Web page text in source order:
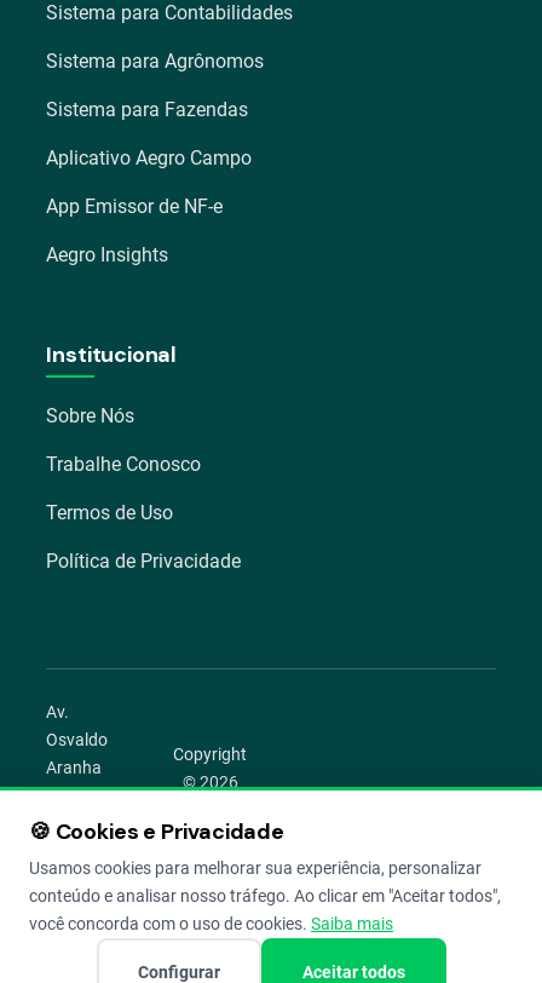
Sistema para Contabilidades
Sistema para Agrônomos
Sistema para Fazendas
Aplicativo Aegro Campo
App Emissor de NF-e
Aegro Insights
Institucional
Sobre Nós
Trabalhe Conosco
Termos de Uso
Política de Privacidade
Av.
Osvaldo
Aranha
1022 –
Bom
Porto
Alegre –
RS
Copyright
© 2026
Todos os
direitos
reservados.
🍪 Cookies e Privacidade
Usamos cookies para melhorar sua experiência, personalizar
conteúdo e analisar nosso tráfego. Ao clicar em "Aceitar todos",
você concorda com o uso de cookies. Saiba mais
Configurar Aceitar todos